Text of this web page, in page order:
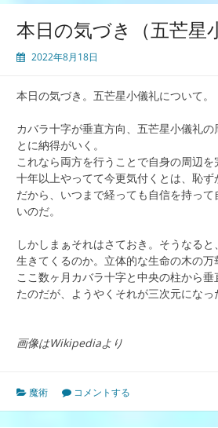
本日の気づき（五芒星
2022年8月18日
本日の気づき。五芒星小儀礼について。
カバラ十字が垂直方向、五芒星小儀礼
とに納得がいく。
これなら両方を行うことで自身の周辺を
十年以上やってて今更気付くとは、恥
だから、いつまで経っても自信を持っ
いのだ。
しかしまぁそれはさておき。そうなる
生きてくるのか。立体的な生命の木の万
ここ数ヶ月カバラ十字と中央の柱から
たのだが、ようやくそれが三次元になっ
画像はWikipediaより
魔術 コメントする